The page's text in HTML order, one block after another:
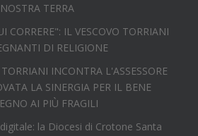
TERRA
CORRERE": IL VESCOVO TORRIANI
DI RELIGIONE
INCONTRA L'ASSESSORE
LA SINERGIA PER IL BENE
AI PIÙ FRAGILI
la Diocesi di Crotone Santa